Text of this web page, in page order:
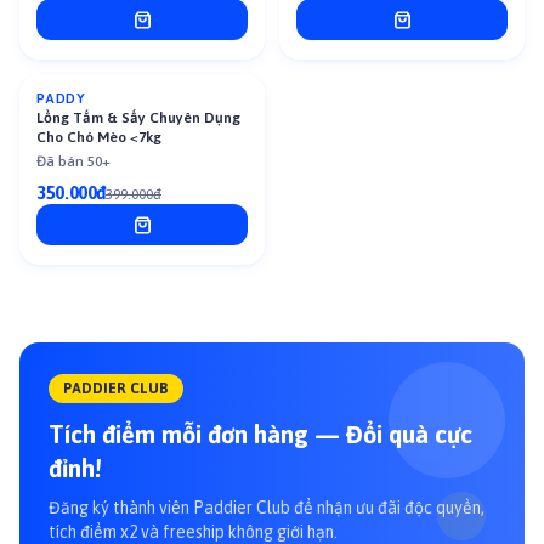
-12%
PADDY
Lồng Tắm & Sấy Chuyên Dụng
Cho Chó Mèo <7kg
Đã bán 50+
350.000đ399.000đ
PADDIER CLUB
Tích điểm mỗi đơn hàng — Đổi quà cực
đỉnh!
Đăng ký thành viên Paddier Club để nhận ưu đãi độc quyền,
tích điểm x2 và freeship không giới hạn.